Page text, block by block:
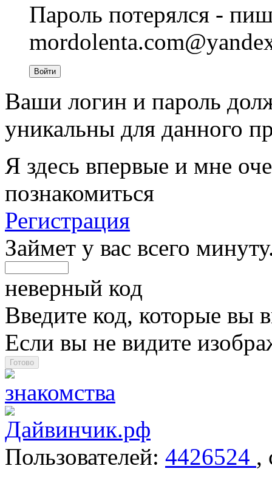
Пароль потерялся -
Войти
Ваши логин и пароль
уникальны для данного
Я здесь впервые и мне
познакомиться
Регистрация
Займет у вас всего
неверный код
Введите код, которые вы
Если вы не видите
Пользователей: 4426524 ,